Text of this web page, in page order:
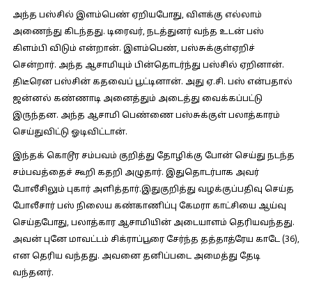
அந்த பஸ்சில் இளம்பெண் ஏறியபோது, விளக்கு எல்லாம்
அணைந்து கிடந்தது. டிரைவர், நடத்துனர் வந்த உடன் பஸ்
கிளம்பி விடும் என்றான். இளம்பெண், பஸ்சுக்குள்ஏறிச்
சென்றார். அந்த ஆசாமியும் பின்தொடர்ந்து பஸ்சில் ஏறினான்.
திடீரென பஸ்சின் கதவைப் பூட்டினான். அது ஏ.சி. பஸ் என்பதால்
ஜன்னல் கண்ணாடி அனைத்தும் அடைத்து வைக்கப்பட்டு
இருந்தன. அந்த ஆசாமி பெண்ணை பஸ்சுக்குள் பலாத்காரம்
செய்துவிட்டு ஓடிவிட்டான்.
இந்தக் கொடூர சம்பவம் குறித்து தோழிக்கு போன் செய்து நடந்த
சம்பவத்தைச் கூறி கதறி அழுதார். இதுதொடர்பாக அவர்
போலீசிலும் புகார் அளித்தார்.இதுகுறித்து வழக்குப்பதிவு செய்த
போலீசார் பஸ் நிலைய கண்காணிப்பு கேமரா காட்சியை ஆய்வு
செய்தபோது, பலாத்கார ஆசாமியின் அடையாளம் தெரியவந்தது.
அவன் புனே மாவட்டம் சிக்ராப்பூரை சேர்ந்த தத்தாத்ரேய காடே (36),
என தெரிய வந்தது. அவனை தனிப்படை அமைத்து தேடி
வந்தனர்.